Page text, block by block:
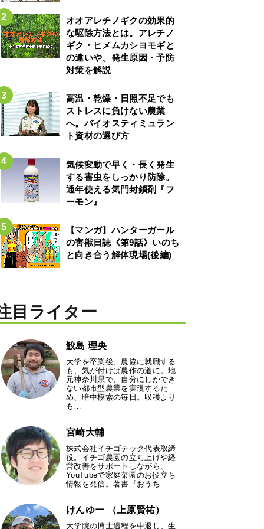
オオアレチノギクの効果的
な駆除方法とは。アレチノ
ギク・ヒメムカシヨモギと
の違いや、発生原因・予防
対策を解説
高温・乾燥・日照不足でも
ストレスに負けない農業
へ。バイオスティミュラン
ト資材の選び方
気候変動で早く・長く発生
する害虫をしっかり防除。
通年使える気門封鎖剤『フ
ーモン』
【マンガ】ハンターガール
の害獣日誌《第9話》いのち
と向き合う解体現場(後編)
目ライター
鮫島 理央
大学を卒業後、農協に就職する
も、気が付けば農作の道に。地
元神奈川県で、自分にしかでき
ない都市型農業を実現するた
め、暗中模索の毎日。収穫より
も…
宮崎大輔
株式会社イチゴテック代表取締
役。イチゴ農園の立ち上げや経
営改善をサポートしながら、
YouTubeで家庭菜園のお役立ち
情報を発信。著書『おうち…
けんゆー （上原賢祐）
大学院の博士過程を中退し、生